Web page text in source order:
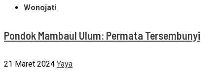
Wonojati
Pondok Mambaul Ulum: Permata Tersembunyi
21 Maret 2024 Yaya